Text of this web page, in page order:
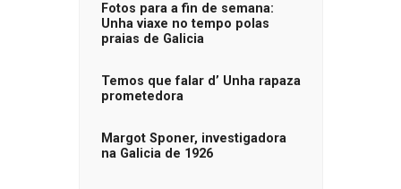
Fotos para a fin de semana:
Unha viaxe no tempo polas
praias de Galicia
Temos que falar d’ Unha rapaza
prometedora
Margot Sponer, investigadora
na Galicia de 1926